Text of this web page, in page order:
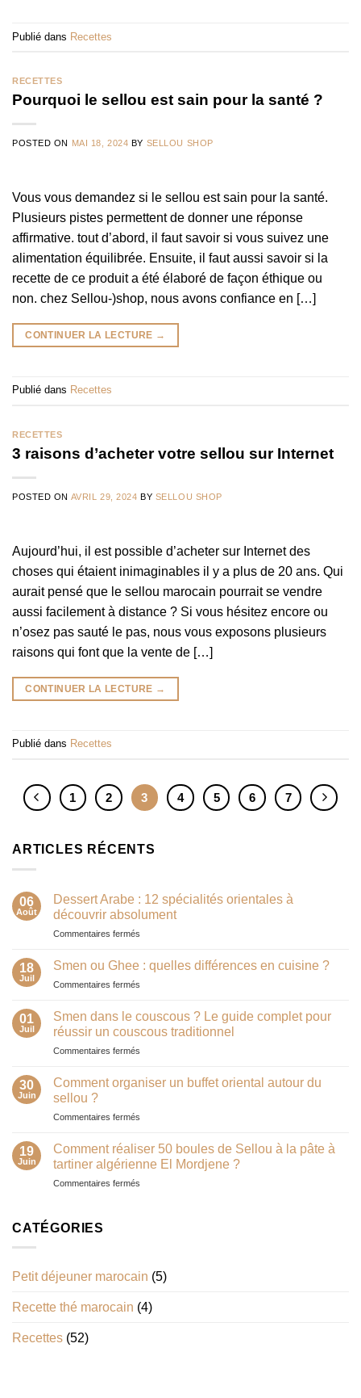
Publié dans Recettes
RECETTES
Pourquoi le sellou est sain pour la santé ?
POSTED ON MAI 18, 2024 BY SELLOU SHOP
Vous vous demandez si le sellou est sain pour la santé.
Plusieurs pistes permettent de donner une réponse
affirmative. tout d’abord, il faut savoir si vous suivez une
alimentation équilibrée. Ensuite, il faut aussi savoir si la
recette de ce produit a été élaboré de façon éthique ou
non. chez Sellou-)shop, nous avons confiance en […]
CONTINUER LA LECTURE →
Publié dans Recettes
RECETTES
3 raisons d’acheter votre sellou sur Internet
POSTED ON AVRIL 29, 2024 BY SELLOU SHOP
Aujourd’hui, il est possible d’acheter sur Internet des
choses qui étaient inimaginables il y a plus de 20 ans. Qui
aurait pensé que le sellou marocain pourrait se vendre
aussi facilement à distance ? Si vous hésitez encore ou
n’osez pas sauté le pas, nous vous exposons plusieurs
raisons qui font que la vente de […]
CONTINUER LA LECTURE →
Publié dans Recettes
1 2 3 4 5 6 7
ARTICLES RÉCENTS
06
Août
Dessert Arabe : 12 spécialités orientales à
découvrir absolument
Commentaires fermés
orientales
à
18
Juil
Smen ou Ghee : quelles différences en cuisine ?
Commentaires fermés
:
en
01
Juil
Smen dans le couscous ? Le guide complet pour
réussir un couscous traditionnel
Commentaires fermés
dans
guide
complet
30
Juin
Comment organiser un buffet oriental autour du
sellou ?
Commentaires fermés
organiser
buffet
19
Juin
Comment réaliser 50 boules de Sellou à la pâte à
tartiner algérienne El Mordjene ?
Commentaires fermés
à
pâte
CATÉGORIES
Petit déjeuner marocain (5)
Recette thé marocain (4)
Recettes (52)